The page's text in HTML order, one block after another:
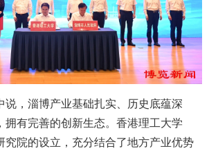
，淄博产业基础扎实、历史底蕴深
拥有完善的创新生态。香港理工大学
究院的设立，充分结合了地方产业优势